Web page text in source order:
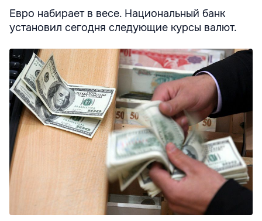
Евро набирает в весе. Национальный банк
установил сегодня следующие курсы валют.